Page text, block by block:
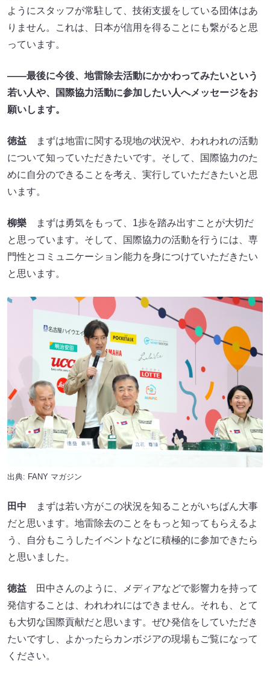
ようにスタッフが常駐して、技術支援をしている団体はあ
りません。これは、日本が信用を得ることにも繋がると思
っています。
――最後に今後、地雷除去活動にかかわってみたいという
若い人や、国際協力活動に参加したい人へメッセージをお
願いします。
徳益
まずは地雷に関する現地の状況や、われわれの活動
について知っていただきたいです。そして、国際協力のた
めに自分のできることを考え、実行していただきたいと思
います。
柳樂
まずは勇気をもって、1歩を踏み出すことが大切だ
と思っています。そして、国際協力の活動を行うには、専
門性とコミュニケーション能力を身につけていただきたい
と思います。
出典: FANY マガジン
田中 まずは若い方がこの状況を知ることがいちばん大事
だと思います。地雷除去のことをもっと知ってもらえるよ
う、自分もこうしたイベントなどに積極的に参加できたら
と思いました。
徳益 田中さんのように、メディアなどで影響力を持って
発信することは、われわれにはできません。それも、とて
も大切な国際貢献だと思います。ぜひ発信をしていただき
たいですし、よかったらカンボジアの現場もご覧になって
ください。